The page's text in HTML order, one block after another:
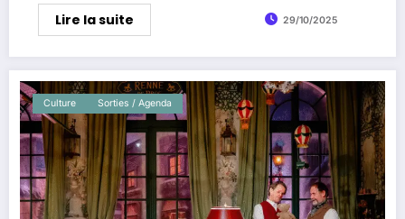
Lire la suite 29/10/2025
Culture Sorties / Agenda